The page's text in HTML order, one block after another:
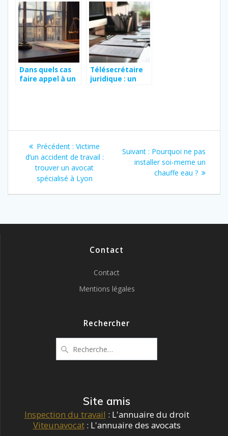
distinguer les
jours ouvrables
des jours ouvres
pour les
professionnels
RH
Dans quels cas
faire appel à un
Télésecrétaire
juridique : un
cabinet juridique
Navigation
de
l’article
Précédent : Article
précédent
:
Victime
d’un accident de travail :
trouver un avocat
spécialisé à Lyon
Suivant : Article
suivant
Pourquoi ne pas
installer soi-meme un
chauffe eau ?
Contact
Contact
Mentions légales
Rechercher
pour
Site amis
Inspection du travail : L'annuaire du droit
Viteunavocat: L'annuaire des avocats